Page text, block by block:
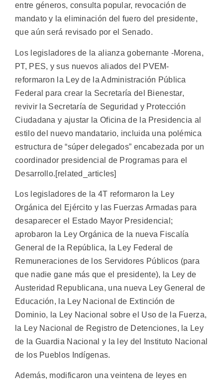
entre géneros, consulta popular, revocación de
mandato y la eliminación del fuero del presidente,
que aún será revisado por el Senado.
Los legisladores de la alianza gobernante -Morena,
PT, PES, y sus nuevos aliados del PVEM-
reformaron la Ley de la Administración Pública
Federal para crear la Secretaría del Bienestar,
revivir la Secretaría de Seguridad y Protección
Ciudadana y ajustar la Oficina de la Presidencia al
estilo del nuevo mandatario, incluida una polémica
estructura de “súper delegados” encabezada por un
coordinador presidencial de Programas para el
Desarrollo.[related_articles]
Los legisladores de la 4T reformaron la Ley
Orgánica del Ejército y las Fuerzas Armadas para
desaparecer el Estado Mayor Presidencial;
aprobaron la Ley Orgánica de la nueva Fiscalía
General de la República, la Ley Federal de
Remuneraciones de los Servidores Públicos (para
que nadie gane más que el presidente), la Ley de
Austeridad Republicana, una nueva Ley General de
Educación, la Ley Nacional de Extinción de
Dominio, la Ley Nacional sobre el Uso de la Fuerza,
la Ley Nacional de Registro de Detenciones, la Ley
de la Guardia Nacional y la ley del Instituto Nacional
de los Pueblos Indígenas.
Además, modificaron una veintena de leyes en